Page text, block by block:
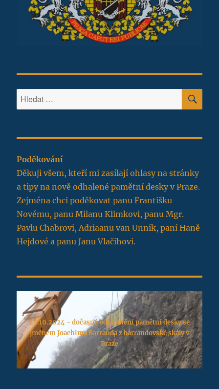
Hledat:
Poděkování
Děkuji všem, kteří mi zasílají ohlasy na stránky
a tipy na nově odhalené pamětní desky v Praze.
Zejména chci poděkovat panu Františku
Novému, panu Milanu Klimkovi, panu Mgr.
Pavlu Chabrovi, Adriaanu van Unnik, paní Haně
Hejdové a panu Janu Vlačihovi.
25.10.2024 - dočasné odstranění pamětní desky se
jménem Joachima Barranda z barrandovské skály v
Praze